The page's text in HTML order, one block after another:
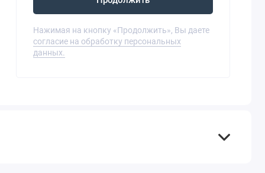
Нажимая на кнопку «Продолжить», Вы даете
согласие на обработку персональных
данных.